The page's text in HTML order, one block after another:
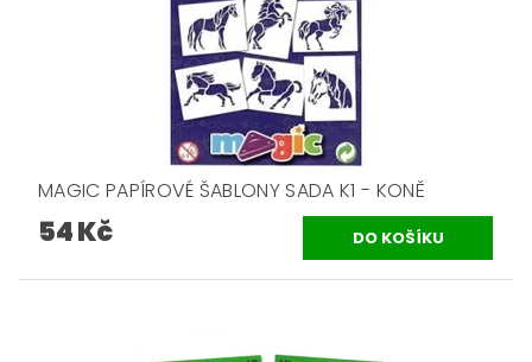
MAGIC PAPÍROVÉ ŠABLONY SADA K1 - KONĚ
54 Kč